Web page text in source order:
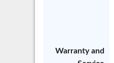
Warranty and